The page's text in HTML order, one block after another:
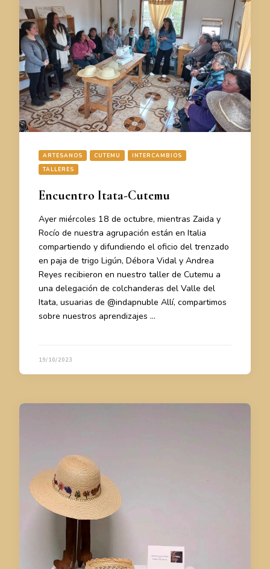
ARTESANOS CUTEMU
INTERCAMBIOS
TALLERES
Encuentro Itata-Cutemu
Ayer miércoles 18 de octubre, mientras Zaida y
Rocío de nuestra agrupación están en Italia
compartiendo y difundiendo el oficio del trenzado
en paja de trigo Ligún, Débora Vidal y Andrea
Reyes recibieron en nuestro taller de Cutemu a
una delegación de colchanderas del Valle del
Itata, usuarias de @indapnuble Allí, compartimos
sobre nuestros aprendizajes …
19/10/2023